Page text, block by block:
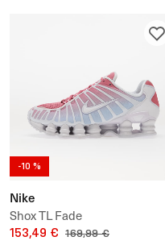
-10 %
Nike
Shox TL Fade
153,49 € 169,99 €